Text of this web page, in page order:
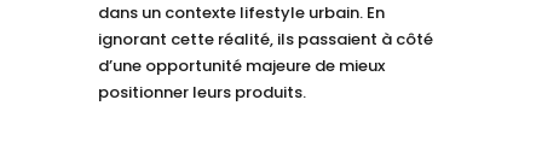
dans un contexte lifestyle urbain. En
ignorant cette réalité, ils passaient à côté
d’une opportunité majeure de mieux
positionner leurs produits.